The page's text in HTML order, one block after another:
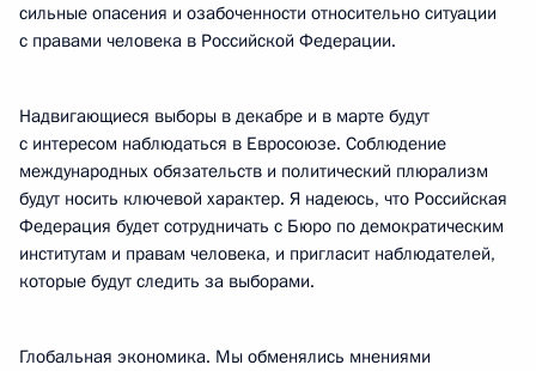
сильные опасения и озабоченности относительно ситуации
с правами человека в Российской Федерации.
Надвигающиеся выборы в декабре и в марте будут
с интересом наблюдаться в Евросоюзе. Соблюдение
международных обязательств и политический плюрализм
будут носить ключевой характер. Я надеюсь, что Российская
Федерация будет сотрудничать с Бюро по демократическим
институтам и правам человека, и пригласит наблюдателей,
которые будут следить за выборами.
Глобальная экономика. Мы обменялись мнениями